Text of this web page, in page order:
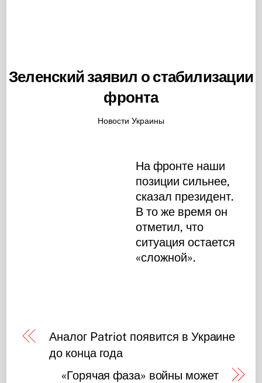
Зеленский заявил о стабилизации
фронта
Новости Украины
На фронте наши
позиции сильнее,
сказал президент.
В то же время он
отметил, что
ситуация остается
«сложной».
Аналог Patriot появится в Украине
до конца года
«Горячая фаза» войны может